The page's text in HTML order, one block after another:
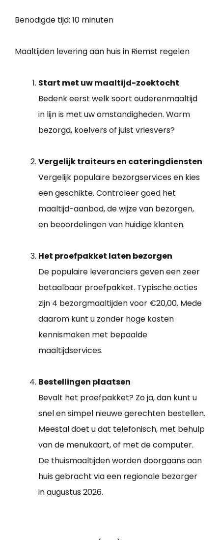
Benodigde tijd: 10 minuten
Maaltijden levering aan huis in Riemst regelen
Start met uw maaltijd-zoektocht
Bedenk eerst welk soort ouderenmaaltijd
in lijn is met uw omstandigheden. Warm
bezorgd, koelvers of juist vriesvers?
Vergelijk traiteurs en cateringdiensten
Vergelijk populaire bezorgservices en kies
een geschikte. Controleer goed het
maaltijd-aanbod, de wijze van bezorgen,
en beoordelingen van huidige klanten.
Het proefpakket laten bezorgen
De populaire leveranciers geven een zeer
betaalbaar proefpakket. Typische acties
zijn 4 bezorgmaaltijden voor €20,00. Mede
daarom kunt u zonder hoge kosten
kennismaken met bepaalde
maaltijdservices.
Bestellingen plaatsen
Bevalt het proefpakket? Zo ja, dan kunt u
snel en simpel nieuwe gerechten bestellen.
Meestal doet u dat telefonisch, met behulp
van de menukaart, of met de computer.
De thuismaaltijden worden doorgaans aan
huis gebracht via een regionale bezorger
in augustus 2026.